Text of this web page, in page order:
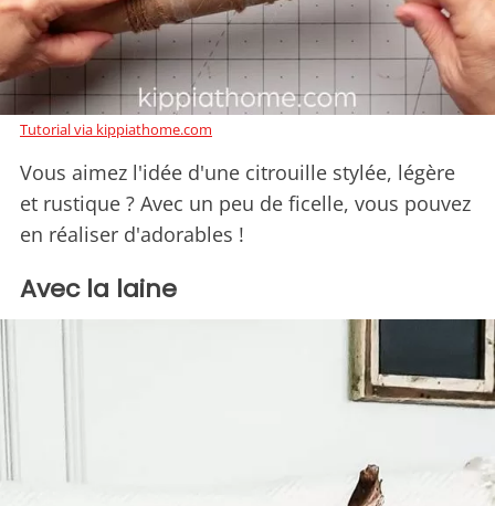
Tutorial via kippiathome.com
Vous aimez l'idée d'une citrouille stylée, légère
et rustique ? Avec un peu de ficelle, vous pouvez
en réaliser d'adorables !
Avec la laine